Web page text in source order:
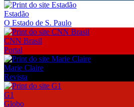
Estadão
O Estado de S. Paulo
CNN Brasil
Portal
Marie Claire
Revista
G1
Globo